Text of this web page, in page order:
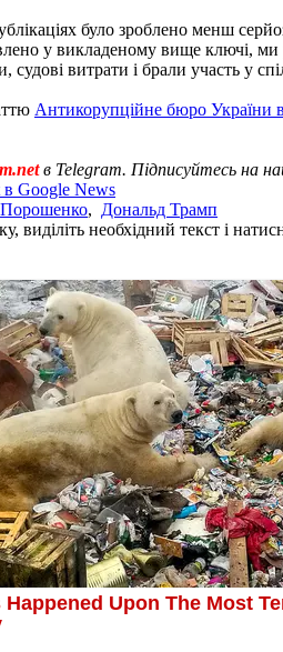
було зроблено менш
у викладеному вище ключі,
витрати і брали участь у
Антикорупційне бюро України
в Telegram. Підписуйтесь на
в Google News
Порошенко, Дональд Трамп
виділіть необхідний текст і